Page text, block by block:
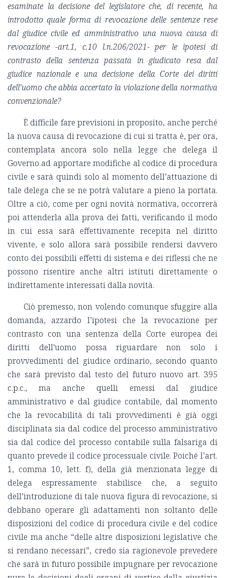
esaminate la decisione del legislatore che, di recente, ha
introdotto quale forma di revocazione delle sentenze rese
dal giudice civile ed amministrativo una nuova causa di
revocazione -art.1, c.10 l.n.206/2021- per le ipotesi di
contrasto della sentenza passata in giudicato resa dal
giudice nazionale e una decisione della Corte dei diritti
dell’uomo che abbia accertato la violazione della normativa
convenzionale?
È difficile fare previsioni in proposito, anche perché
la nuova causa di revocazione di cui si tratta è, per ora,
contemplata ancora solo nella legge che delega il
Governo ad apportare modifiche al codice di procedura
civile e sarà quindi solo al momento dell’attuazione di
tale delega che se ne potrà valutare a pieno la portata.
Oltre a ciò, come per ogni novità normativa, occorrerà
poi attenderla alla prova dei fatti, verificando il modo
in cui essa sarà effettivamente recepita nel diritto
vivente, e solo allora sarà possibile rendersi davvero
conto dei possibili effetti di sistema e dei riflessi che ne
possono risentire anche altri istituti direttamente o
indirettamente interessati dalla novità.
Ciò premesso, non volendo comunque sfuggire alla
domanda, azzardo l’ipotesi che la revocazione per
contrasto con una sentenza della Corte europea dei
diritti dell'uomo possa riguardare non solo i
provvedimenti del giudice ordinario, secondo quanto
che sarà previsto dal testo del futuro nuovo art. 395
c.p.c., ma anche quelli emessi dal giudice
amministrativo e dal giudice contabile, dal momento
che la revocabilità di tali provvedimenti è già oggi
disciplinata sia dal codice del processo amministrativo
sia dal codice del processo contabile sulla falsariga di
quanto prevede il codice processuale civile. Poiché l’art.
1, comma 10, lett. f), della già menzionata legge di
delega espressamente stabilisce che, a seguito
dell’introduzione di tale nuova figura di revocazione, si
debbano operare gli adattamenti non soltanto delle
disposizioni del codice di procedura civile e del codice
civile ma anche “delle altre disposizioni legislative che
si rendano necessari”, credo sia ragionevole prevedere
che sarà in futuro possibile impugnare per revocazione